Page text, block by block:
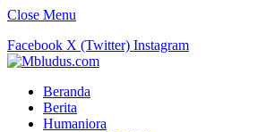
Close Menu
Facebook X (Twitter) Instagram
Beranda
Berita
Humaniora